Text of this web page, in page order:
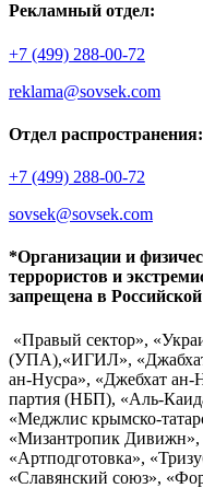
Рекламный отдел:
+7 (499) 288-00-72
reklama@sovsek.com
Отдел распространения:
+7 (499) 288-00-72
sovsek@sovsek.com
*Организации и
террористов и
запрещена в
«Правый сектор»,
(УПА),«ИГИЛ»,
ан-Нусра», «Джебхат ан-
партия (НБП), «Аль-
«Меджлис крымско-
«Мизантропик Дивижн»,
«Артподготовка»,
«Славянский союз»,